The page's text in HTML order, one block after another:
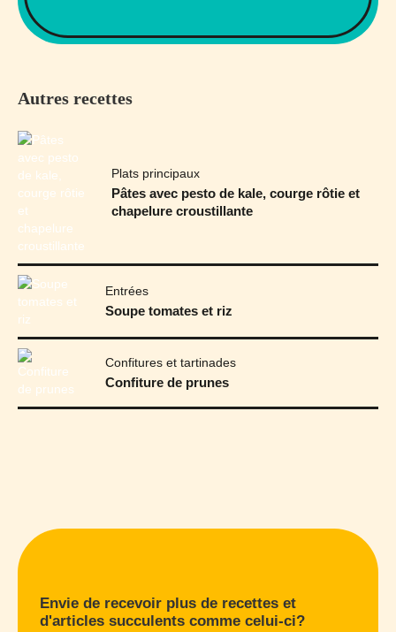
Autres recettes
Plats principaux
Pâtes avec pesto de kale, courge rôtie et
chapelure croustillante
Entrées
Soupe tomates et riz
Confitures et tartinades
Confiture de prunes
Envie de recevoir plus de recettes et
d'articles succulents comme celui-ci?